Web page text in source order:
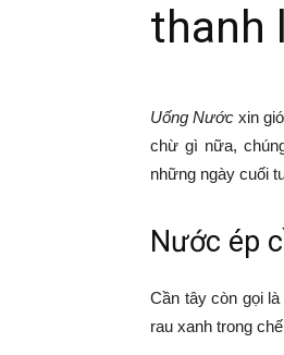
thanh
Uống Nước xin
chừ gì nữa,
những ngày cuối
Nước ép
Cần tây còn gọi
rau xanh trong